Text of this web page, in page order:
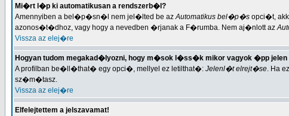
Mi�rt l�p ki automatikusan a rendszerb�l?
Amennyiben a bel�p�sn�l nem jel�lted be azAutomatikus bel�p�s opci�t,
azonos�t�dhoz, vagy hogy a nevedben �rjanak a F�rumba. Nem aj�nlott az
Vissza az elej�re
Hogyan tudom megakad�lyozni, hogy m�sok l�ss�k mikor vagyok �pp
A profilban be�ll�that� egy opci�, mellyel ez letilthat�: Jelenl�t elrejt�se. Ha
sz�m�tasz.
Vissza az elej�re
Elfelejtettem a jelszavamat!